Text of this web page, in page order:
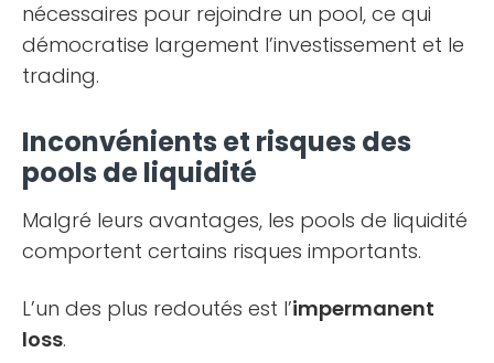
nécessaires pour rejoindre un pool, ce qui
démocratise largement l’investissement et le
trading.
Inconvénients et risques des
pools de liquidité
Malgré leurs avantages, les pools de liquidité
comportent certains risques importants.
L’un des plus redoutés est l’impermanent
loss.